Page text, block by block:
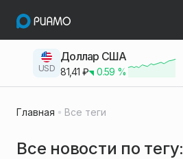
USD
Доллар США
81,41 ₽ 0.59 %
Главная Все теги
Все новости по тегу: